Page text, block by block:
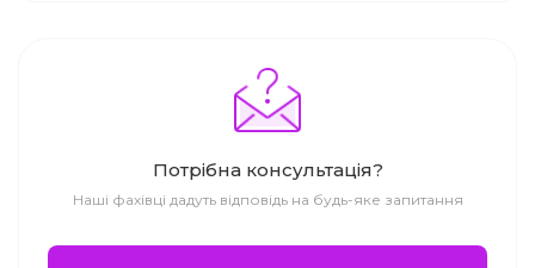
Потрібна консультація?
Наші фахівці дадуть відповідь на будь-яке запитання